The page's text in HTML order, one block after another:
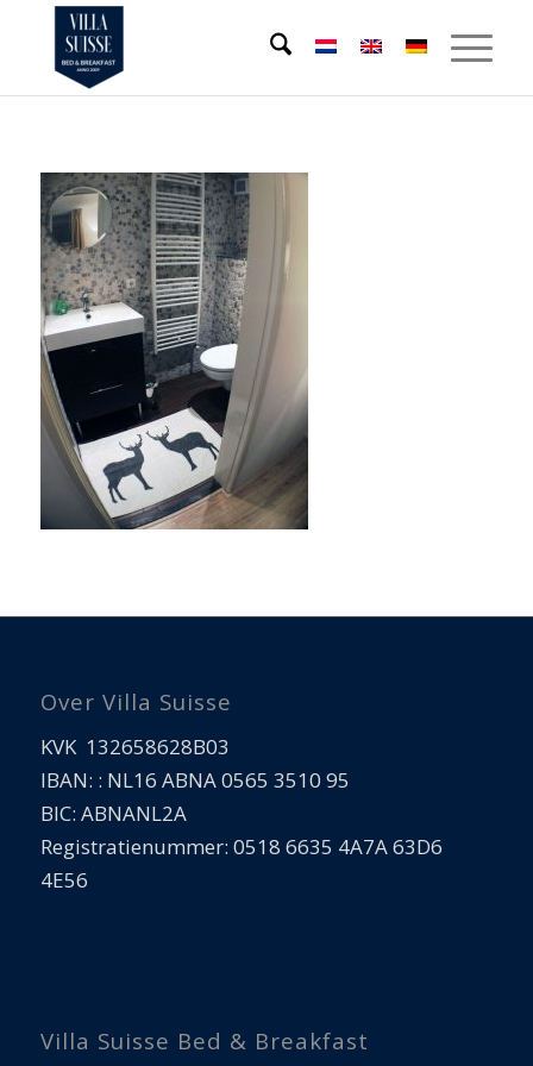
Over Villa Suisse
KVK 132658628B03
IBAN: : NL16 ABNA 0565 3510 95
BIC: ABNANL2A
Registratienummer: 0518 6635 4A7A 63D6
4E56
Villa Suisse Bed & Breakfast